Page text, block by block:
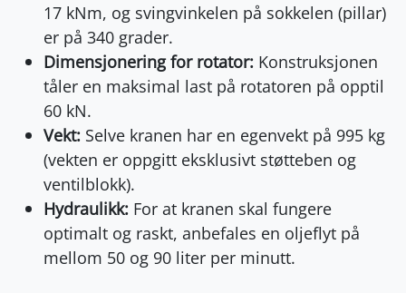
17 kNm, og svingvinkelen på sokkelen (pillar)
er på 340 grader.
Dimensjonering for rotator: Konstruksjonen
tåler en maksimal last på rotatoren på opptil
60 kN.
Vekt: Selve kranen har en egenvekt på 995 kg
(vekten er oppgitt eksklusivt støtteben og
ventilblokk).
Hydraulikk: For at kranen skal fungere
optimalt og raskt, anbefales en oljeflyt på
mellom 50 og 90 liter per minutt.